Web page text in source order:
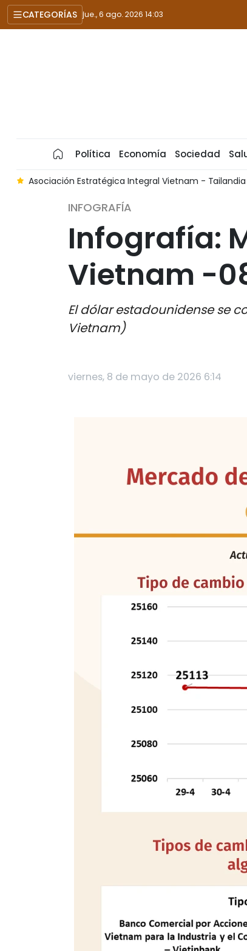
CATEGORÍAS jue., 6 ago. 2026 14:03
Política Economía Sociedad
Asociación Estratégica Integral Vietnam - Tailandia
INFOGRAFÍA
Infografía:
Vietnam -
El dólar estadounidense se
Vietnam)
viernes, 8 de mayo de 2026 6:14